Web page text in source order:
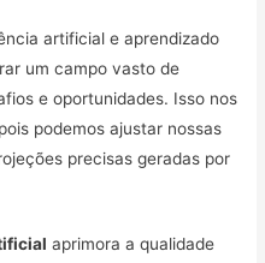
artificial e aprendizado
um campo vasto de
e oportunidades. Isso nos
podemos ajustar nossas
precisas geradas por
aprimora a qualidade